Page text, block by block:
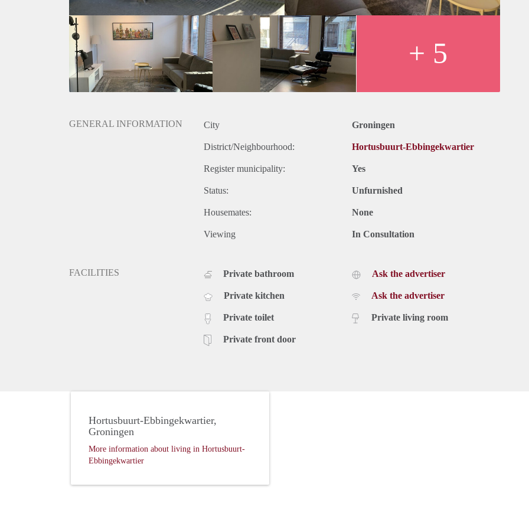
+ 5
GENERAL INFORMATION City Groningen
District/Neighbourhood: Hortusbuurt-Ebbingekwartier
Register municipality: Yes
Status: Unfurnished
Housemates: None
Viewing In Consultation
FACILITIES Private bathroom
Private kitchen
Private toilet
Private front door
Ask the advertiser
Ask the advertiser
Private living room
Hortusbuurt-Ebbingekwartier,
Groningen
More information about living in Hortusbuurt-
Ebbingekwartier